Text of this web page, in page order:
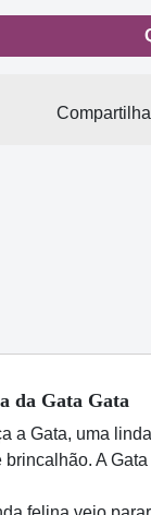
da Gata Gata
a Gata, uma
brincalhão. A